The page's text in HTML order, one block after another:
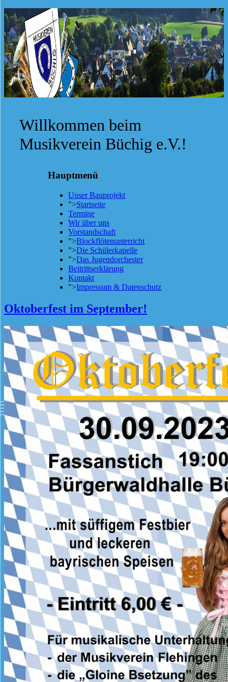
Willkommen beim
Musikverein Büchig e.V.!
Hauptmenü
Unser Bauprojekt
">Startseite
Termine
Wir über uns
Vorstandschaft
">Blockflötenunterricht
">Die Schülerkapelle
">Das Jugendorchester
Beitrittserklärung
Kontakt
">Impressum & Datenschutz
Oktoberfest im September!